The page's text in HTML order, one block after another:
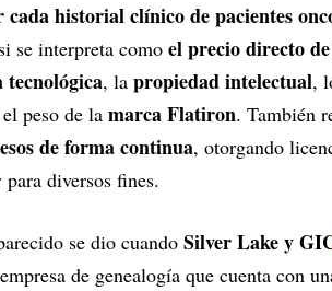
cada historial clínico de pacientes
se interpreta como el precio directo
, la propiedad intelectual,
peso de la marca Flatiron. También
de forma continua, otorgando
diversos fines.
se dio cuando Silver Lake y
de genealogía que cuenta con